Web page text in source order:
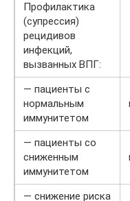
Профилактика
(супрессия)
рецидивов
инфекций,
вызванных ВПГ:
— пациенты с
нормальным
иммунитетом
— пациенты со
сниженным
иммунитетом
— снижение риска